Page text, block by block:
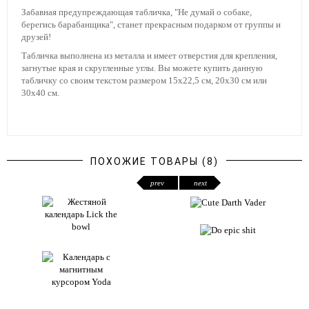
Забавная предупреждающая табличка, "Не думай о собаке,
берегись барабанщика", станет прекрасным подарком от группы и
друзей!
Табличка выполнена из металла и имеет отверстия для крепления,
загнутые края и скругленные углы. Вы можете купить данную
табличку со своим текстом размером 15х22,5 см, 20х30 см или
30х40 см.
ПОХОЖИЕ ТОВАРЫ (8)
prev next